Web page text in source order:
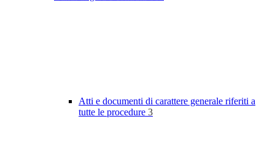
Atti e documenti di carattere generale riferiti a
tutte le procedure 3